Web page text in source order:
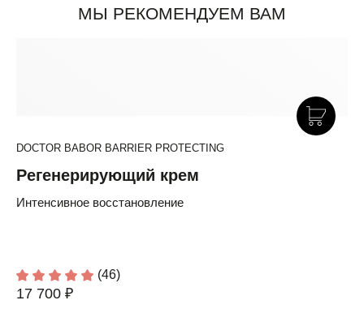
МЫ РЕКОМЕНДУЕМ ВАМ
DOCTOR BABOR BARRIER PROTECTING
Регенерирующий крем
Интенсивное восстановление
(46)
17 700 ₽